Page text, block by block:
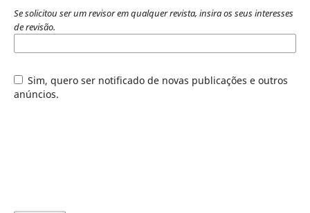
Se solicitou ser um revisor em qualquer revista, insira os seus interesses
de revisão.
Sim, quero ser notificado de novas publicações e outros
anúncios.